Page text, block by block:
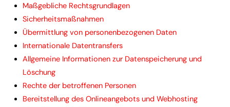
Maßgebliche Rechtsgrundlagen
Sicherheitsmaßnahmen
Übermittlung von personenbezogenen Daten
Internationale Datentransfers
Allgemeine Informationen zur Datenspeicherung und
Löschung
Rechte der betroffenen Personen
Bereitstellung des Onlineangebots und Webhosting